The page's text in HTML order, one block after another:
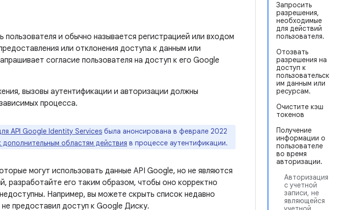
Запросить
разрешения,
необходимые
для действий
пользователя.
Отозвать
разрешения на
доступ к
пользовательск
им данным или
ресурсам.
Очистите кэш
токенов
Получение
информации о
пользователе
во время
авторизации.
Авторизация
с учетной
записи, не
являющейся
пользователя и обычно называется регистрацией или входом
или отклонения доступа к данным или
согласие пользователя на доступ к его Google
вызовы аутентификации и авторизации должны
процесса.
API Google Identity Services была анонсирована в феврале 2022
дополнительным областям действия в процессе аутентификации.
могут использовать данные API Google, но не являются
разработайте его таким образом, чтобы оно корректно
Например, вы можете скрыть список недавно
предоставил доступ к Google Диску.